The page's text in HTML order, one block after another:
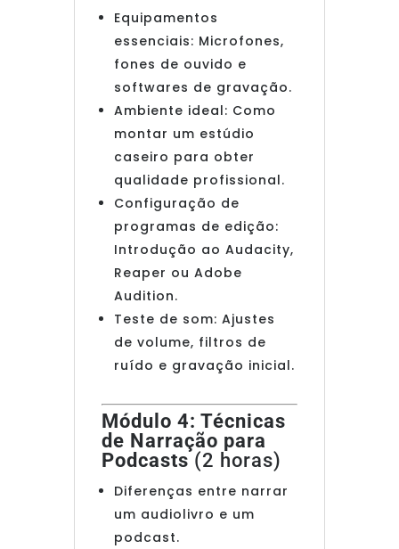
Equipamentos
essenciais: Microfones,
fones de ouvido e
softwares de gravação.
Ambiente ideal: Como
montar um estúdio
caseiro para obter
qualidade profissional.
Configuração de
programas de edição:
Introdução ao Audacity,
Reaper ou Adobe
Audition.
Teste de som: Ajustes
de volume, filtros de
ruído e gravação inicial.
Módulo 4: Técnicas
de Narração para
Podcasts (2 horas)
Diferenças entre narrar
um audiolivro e um
podcast.